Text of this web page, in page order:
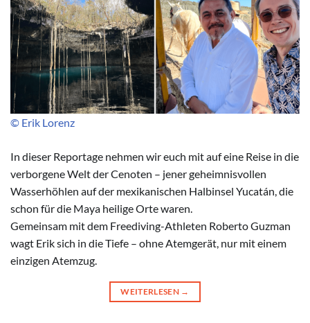
© Erik Lorenz
In dieser Reportage nehmen wir euch mit auf eine Reise in die
verborgene Welt der Cenoten – jener geheimnisvollen
Wasserhöhlen auf der mexikanischen Halbinsel Yucatán, die
schon für die Maya heilige Orte waren.
Gemeinsam mit dem Freediving-Athleten Roberto Guzman
wagt Erik sich in die Tiefe – ohne Atemgerät, nur mit einem
einzigen Atemzug.
WEITERLESEN →